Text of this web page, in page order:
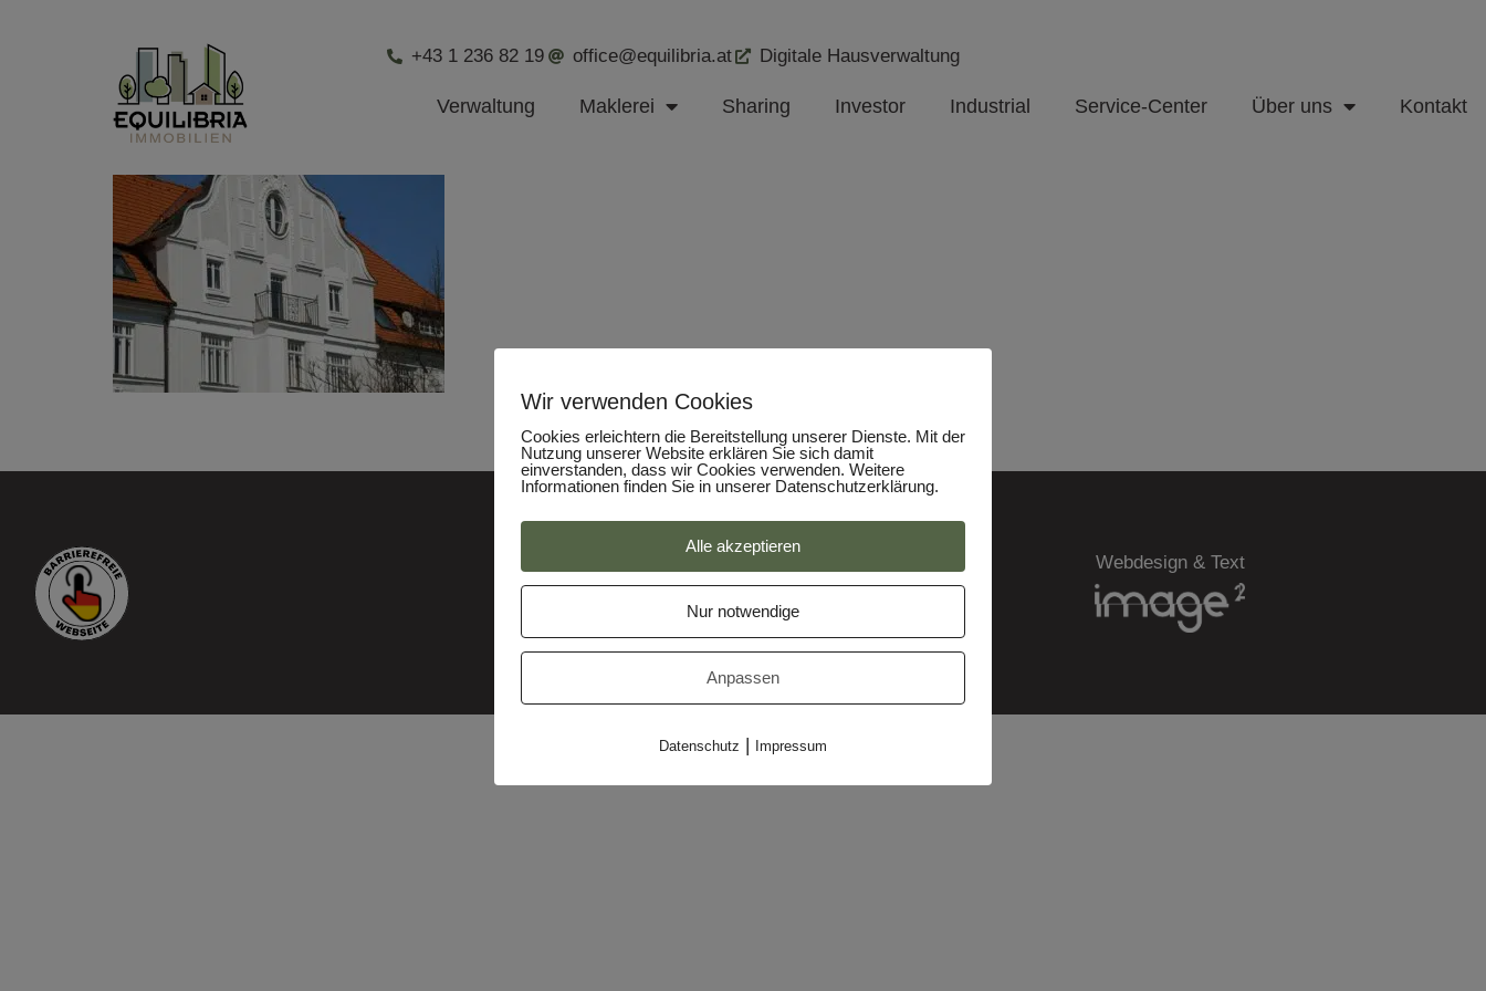
+43 1 236 82 19 office@equilibria.at Digitale Hausverwaltung
Verwaltung Maklerei Sharing Investor Industrial Service-Center Über uns Kontakt
Impressum
Datenschutz
Makler-Login
Webdesign & Text
Wir verwenden Cookies
Cookies erleichtern die Bereitstellung unserer Dienste. Mit der
Nutzung unserer Website erklären Sie sich damit
einverstanden, dass wir Cookies verwenden. Weitere
Informationen finden Sie in unserer Datenschutzerklärung.
Alle akzeptieren
Nur notwendige
Anpassen
Datenschutz | Impressum